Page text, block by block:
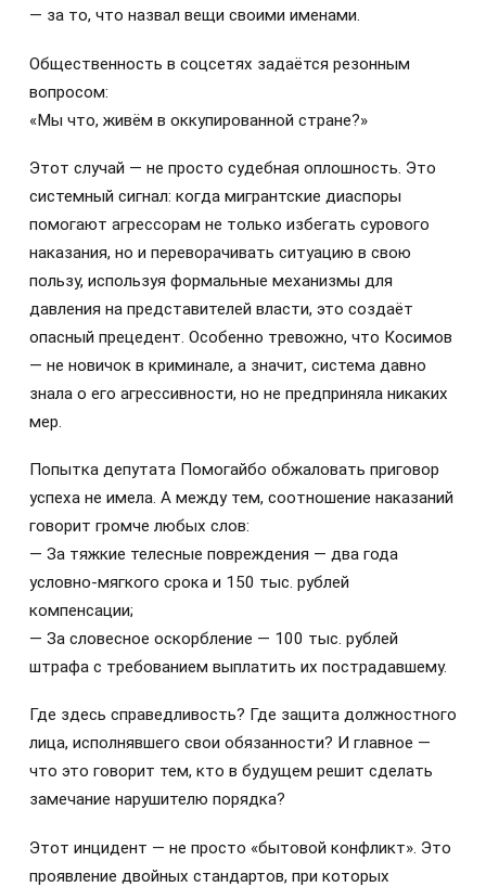
— за то, что назвал вещи своими именами.
Общественность в соцсетях задаётся резонным
вопросом:
«Мы что, живём в оккупированной стране?»
Этот случай — не просто судебная оплошность. Это
системный сигнал: когда мигрантские диаспоры
помогают агрессорам не только избегать сурового
наказания, но и переворачивать ситуацию в свою
пользу, используя формальные механизмы для
давления на представителей власти, это создаёт
опасный прецедент. Особенно тревожно, что Косимов
— не новичок в криминале, а значит, система давно
знала о его агрессивности, но не предприняла никаких
мер.
Попытка депутата Помогайбо обжаловать приговор
успеха не имела. А между тем, соотношение наказаний
говорит громче любых слов:
— За тяжкие телесные повреждения — два года
условно-мягкого срока и 150 тыс. рублей
компенсации;
— За словесное оскорбление — 100 тыс. рублей
штрафа с требованием выплатить их пострадавшему.
Где здесь справедливость? Где защита должностного
лица, исполнявшего свои обязанности? И главное —
что это говорит тем, кто в будущем решит сделать
замечание нарушителю порядка?
Этот инцидент — не просто «бытовой конфликт». Это
проявление двойных стандартов, при которых